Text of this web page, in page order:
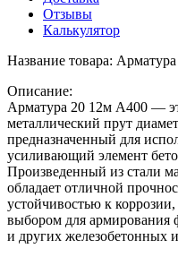
Отзывы
Калькулятор
Название товара:
Описание:
Арматура 20 12м А400 —
металлический прут
предназначенный для
усиливающий элемент
Произведенный из стали
обладает отличной
устойчивостью к
выбором для армирования
и других железобетонных